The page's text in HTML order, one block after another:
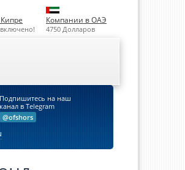
Компании в ОАЭ
4750 Долларов
Подпишитесь на наш
канал в Telegram
@ofshors